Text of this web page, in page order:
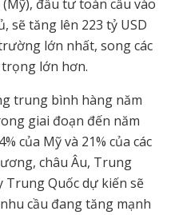
đầu tư toàn cầu vào
sẽ tăng lên 223 tỷ USD
lớn nhất, song các
trọng lớn hơn.
trung bình hàng năm
giai đoạn đến năm
của Mỹ và 21% của các
châu Âu, Trung
Trung Quốc dự kiến sẽ
cầu đang tăng mạnh